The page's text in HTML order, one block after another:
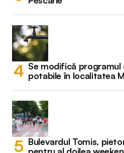
Se modifică programul
potabile în localitatea
Bulevardul Tomis,